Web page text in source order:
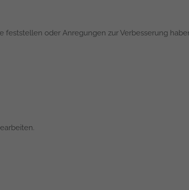
feststellen oder Anregungen zur Verbesserung